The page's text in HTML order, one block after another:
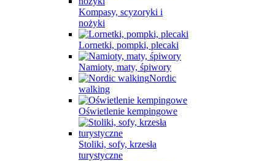
Kompasy, scyzoryki i
nożyki
Lornetki, pompki, plecaki
Namioty, maty, śpiwory
Nordic
walking
Oświetlenie kempingowe
Stoliki, sofy, krzesła
turystyczne